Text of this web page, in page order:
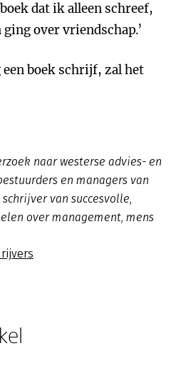
dat ik alleen schreef,
ging over vriendschap.’
boek schrijf, zal het
naar westerse advies- en
en managers van
van succesvolle,
over management, mens